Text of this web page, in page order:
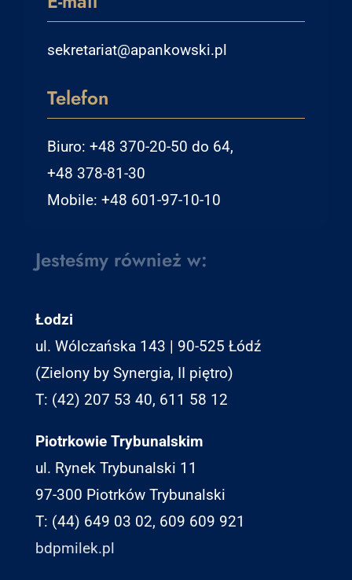
sekretariat@apankowski.pl
Telefon
Biuro: +48 370-20-50 do 64,
+48 378-81-30
Mobile: +48 601-97-10-10
Jesteśmy również w:
Łodzi
ul. Wólczańska 143 | 90-525 Łódź
(Zielony by Synergia, II piętro)
T: (42) 207 53 40, 611 58 12
Piotrkowie Trybunalskim
ul. Rynek Trybunalski 11
97-300 Piotrków Trybunalski
T: (44) 649 03 02, 609 609 921
bdpmilek.pl